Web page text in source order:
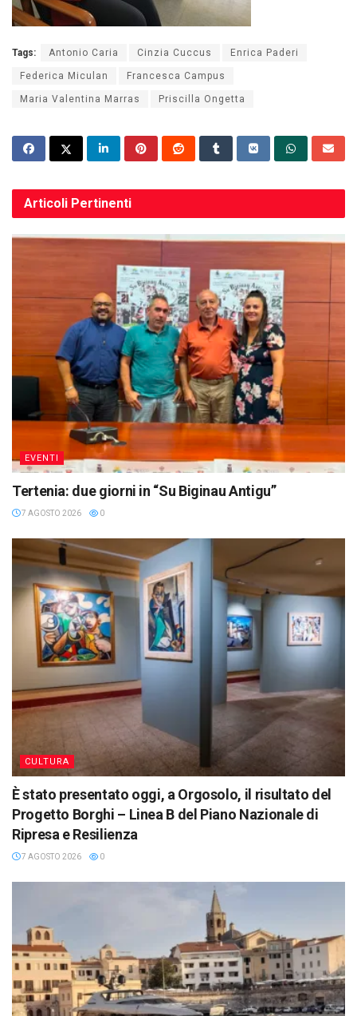
Tags: Antonio Caria Cinzia Cuccus Enrica Paderi
Federica Miculan Francesca Campus
Maria Valentina Marras Priscilla Ongetta
Articoli Pertinenti
EVENTI
Tertenia: due giorni in “Su Biginau Antigu”
7 AGOSTO 2026 0
CULTURA
È stato presentato oggi, a Orgosolo, il risultato del
Progetto Borghi – Linea B del Piano Nazionale di
Ripresa e Resilienza
7 AGOSTO 2026 0